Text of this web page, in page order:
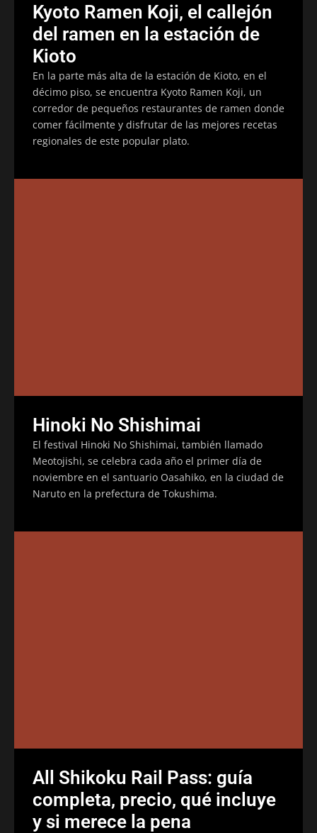
Kyoto Ramen Koji, el callejón
del ramen en la estación de
Kioto
En la parte más alta de la estación de Kioto, en el
décimo piso, se encuentra Kyoto Ramen Koji, un
corredor de pequeños restaurantes de ramen donde
comer fácilmente y disfrutar de las mejores recetas
regionales de este popular plato.
Hinoki No Shishimai
El festival Hinoki No Shishimai, también llamado
Meotojishi, se celebra cada año el primer día de
noviembre en el santuario Oasahiko, en la ciudad de
Naruto en la prefectura de Tokushima.
All Shikoku Rail Pass: guía
completa, precio, qué incluye
y si merece la pena